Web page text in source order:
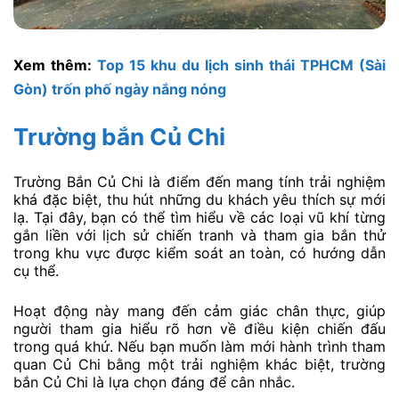
Xem thêm: Top 15 khu du lịch sinh thái TPHCM (Sài
Gòn) trốn phố ngày nắng nóng
Trường bắn Củ Chi
Trường Bắn Củ Chi là điểm đến mang tính trải nghiệm
khá đặc biệt, thu hút những du khách yêu thích sự mới
lạ. Tại đây, bạn có thể tìm hiểu về các loại vũ khí từng
gắn liền với lịch sử chiến tranh và tham gia bắn thử
trong khu vực được kiểm soát an toàn, có hướng dẫn
cụ thể.
Hoạt động này mang đến cảm giác chân thực, giúp
người tham gia hiểu rõ hơn về điều kiện chiến đấu
trong quá khứ. Nếu bạn muốn làm mới hành trình tham
quan Củ Chi bằng một trải nghiệm khác biệt, trường
bắn Củ Chi là lựa chọn đáng để cân nhắc.